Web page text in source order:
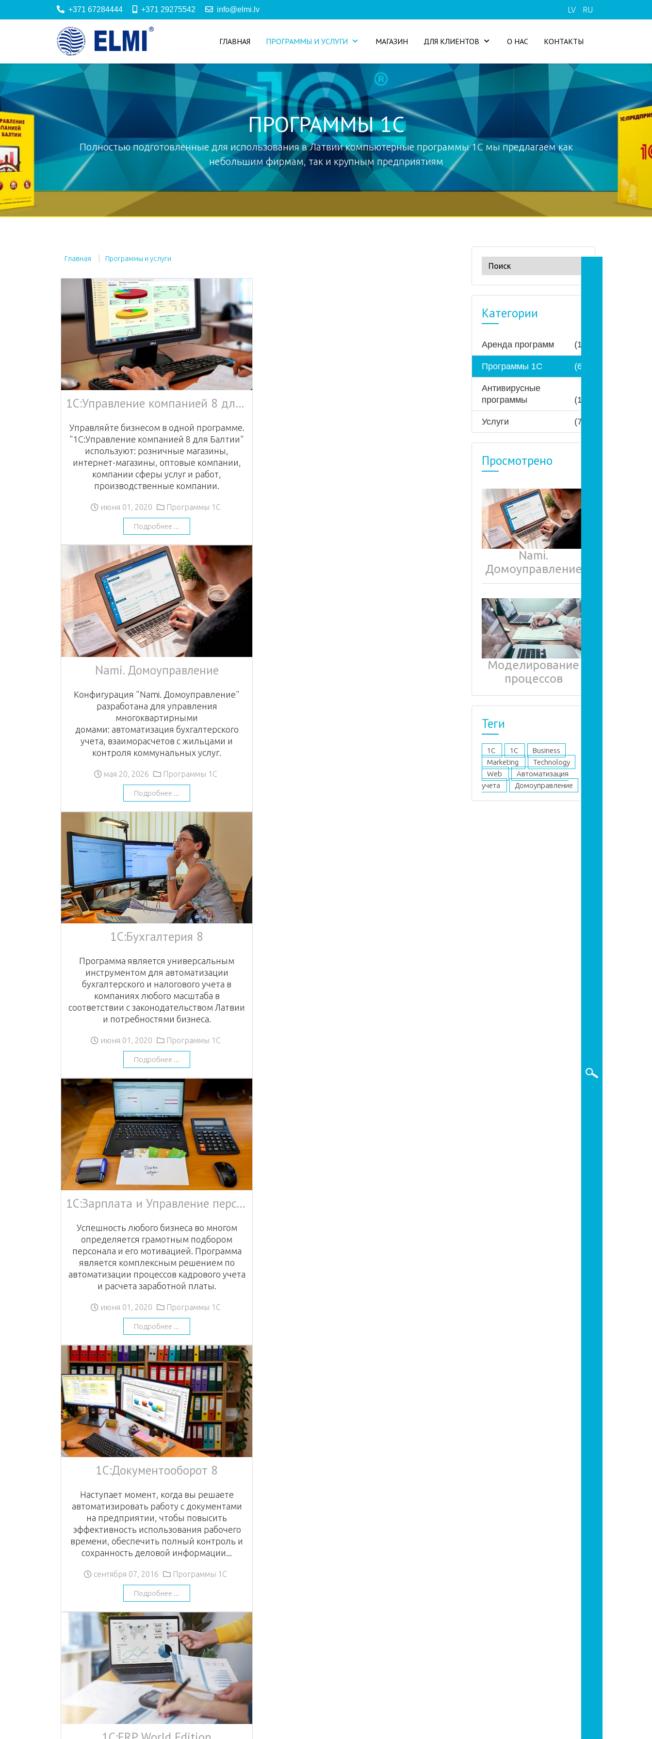
+371 67284444 +371 29275542 info@elmi.lv LV RU
ГЛАВНАЯ ПРОГРАММЫ И УСЛУГИ МАГАЗИН ДЛЯ КЛИЕНТОВ О НАС КОНТАКТЫ
ПРОГРАММЫ 1С
Полностью подготовленные для использования в Латвии компьютерные программы 1С мы предлагаем как
небольшим фирмам, так и крупным предприятиям
Главная Программы и услуги
1С:Управление компанией 8 для Балтии
Управляйте бизнесом в одной программе.
"1С:Управление компанией 8 для Балтии"
используют: розничные магазины,
интернет-магазины, оптовые компании,
компании сферы услуг и работ,
производственные компании.
июня 01, 2020 Программы 1С
Подробнее ...
Nami. Домоуправление
Конфигурация "Nami. Домоуправление"
разработана для управления
многоквартирными
домами: автоматизация бухгалтерского
учета, взаиморасчетов с жильцами и
контроля коммунальных услуг.
мая 20, 2026 Программы 1С
Подробнее ...
1С:Бухгалтерия 8
Программа является универсальным
инструментом для автоматизации
бухгалтерского и налогового учета в
компаниях любого масштаба в
соответствии с законодательством Латвии
и потребностями бизнеса.
июня 01, 2020 Программы 1С
Подробнее ...
1С:Зарплата и Управление персоналом 8
Успешность любого бизнеса во многом
определяется грамотным подбором
персонала и его мотивацией. Программа
является комплексным решением по
автоматизации процессов кадрового учета
и расчета заработной платы.
июня 01, 2020 Программы 1С
Подробнее ...
1С:Документооборот 8
Наступает момент, когда вы решаете
автоматизировать работу с документами
на предприятии, чтобы повысить
эффективность использования рабочего
времени, обеспечить полный контроль и
сохранность деловой информации...
сентября 07, 2016 Программы 1С
Подробнее ...
Категории
Аренда программ (1)
Программы 1С (6)
Антивирусные
программы
(1)
Услуги (7)
Просмотрено
Nami.
Домоуправление
Моделирование
процессов
Теги
1C 1С
Business
Marketing
Technology
Web
Автоматизация
учета
Домоуправление